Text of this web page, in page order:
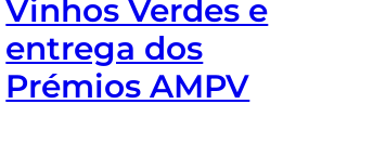
Vinhos Verdes e
entrega dos
Prémios AMPV